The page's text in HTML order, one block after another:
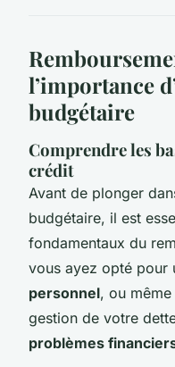
l’importance
budgétaire
Comprendre les
crédit
Avant de plonger
budgétaire, il est
fondamentaux du
vous ayez opté pour
personnel, ou même
gestion de votre
problèmes